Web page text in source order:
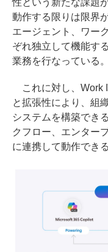
動作する限りは限界
エージェント、ワー
ぞれ独立して機能す
業務を行なっている。
これに対し、Work
と拡張性により、組
システムを構築でき
クフロー、エンター
に連携して動作でき